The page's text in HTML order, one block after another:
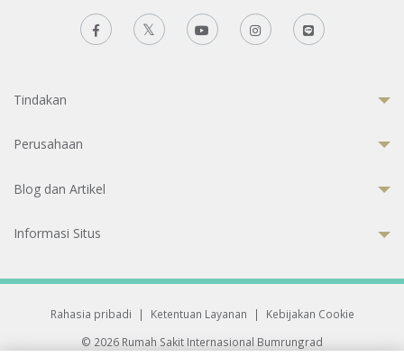
Tindakan
Perusahaan
Blog dan Artikel
Informasi Situs
Rahasia pribadi | Ketentuan Layanan |
Kebijakan Cookie
© 2026 Rumah Sakit Internasional Bumrungrad